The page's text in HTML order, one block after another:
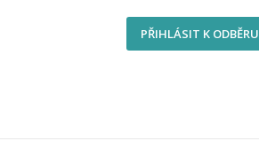
PŘIHLÁSIT K ODBĚRU